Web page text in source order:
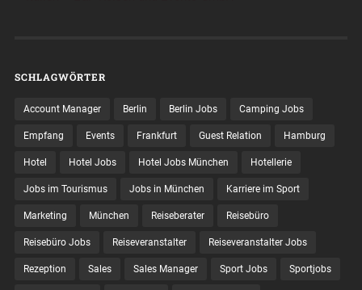
SCHLAGWÖRTER
Account Manager Berlin Berlin Jobs Camping Jobs
Empfang Events Frankfurt Guest Relation Hamburg
Hotel Hotel Jobs Hotel Jobs München Hotellerie
Jobs im Tourismus Jobs in München Karriere im Sport
Marketing München Reiseberater Reisebüro
Reisebüro Jobs Reiseveranstalter Reiseveranstalter Jobs
Rezeption Sales Sales Manager Sport Jobs Sportjobs